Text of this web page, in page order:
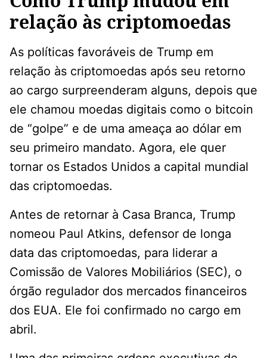
relação às criptomoedas
As políticas favoráveis de Trump em
relação às criptomoedas após seu retorno
ao cargo surpreenderam alguns, depois que
ele chamou moedas digitais como o bitcoin
de “golpe” e de uma ameaça ao dólar em
seu primeiro mandato. Agora, ele quer
tornar os Estados Unidos a capital mundial
das criptomoedas.
Antes de retornar à Casa Branca, Trump
nomeou Paul Atkins, defensor de longa
data das criptomoedas, para liderar a
Comissão de Valores Mobiliários (SEC), o
órgão regulador dos mercados financeiros
dos EUA. Ele foi confirmado no cargo em
abril.